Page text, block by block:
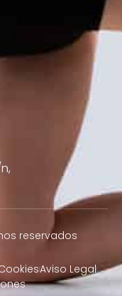
reservados
Aviso Legal